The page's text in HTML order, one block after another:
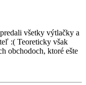
všetky výtlačky a
:( Teoreticky však
obchodoch, ktoré ešte